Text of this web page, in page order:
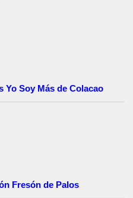
Yo Soy Más de Colacao
Fresón de Palos